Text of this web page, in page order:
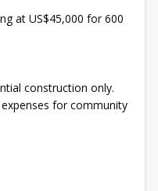
at US$45,000 for 600
construction only.
for community